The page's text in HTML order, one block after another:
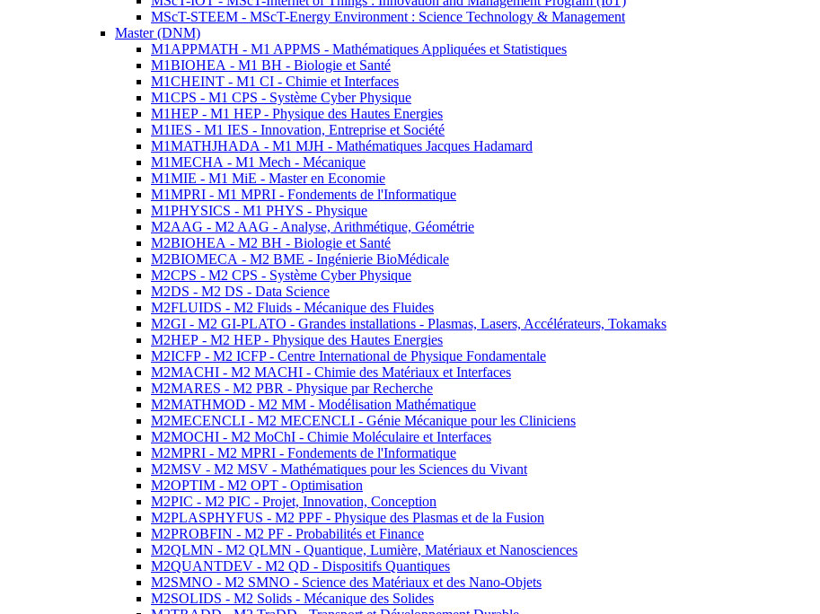
MScT-STEEM - MScT-Energy Environment : Science Technology & Management
Master (DNM)
M1APPMATH - M1 APPMS - Mathématiques Appliquées et Statistiques
M1BIOHEA - M1 BH - Biologie et Santé
M1CHEINT - M1 CI - Chimie et Interfaces
M1CPS - M1 CPS - Système Cyber Physique
M1HEP - M1 HEP - Physique des Hautes Energies
M1IES - M1 IES - Innovation, Entreprise et Société
M1MATHJHADA - M1 MJH - Mathématiques Jacques Hadamard
M1MECHA - M1 Mech - Mécanique
M1MIE - M1 MiE - Master en Economie
M1MPRI - M1 MPRI - Fondements de l'Informatique
M1PHYSICS - M1 PHYS - Physique
M2AAG - M2 AAG - Analyse, Arithmétique, Géométrie
M2BIOHEA - M2 BH - Biologie et Santé
M2BIOMECA - M2 BME - Ingénierie BioMédicale
M2CPS - M2 CPS - Système Cyber Physique
M2DS - M2 DS - Data Science
M2FLUIDS - M2 Fluids - Mécanique des Fluides
M2GI - M2 GI-PLATO - Grandes installations - Plasmas, Lasers, Accélérateurs, Tokamaks
M2HEP - M2 HEP - Physique des Hautes Energies
M2ICFP - M2 ICFP - Centre International de Physique Fondamentale
M2MACHI - M2 MACHI - Chimie des Matériaux et Interfaces
M2MARES - M2 PBR - Physique par Recherche
M2MATHMOD - M2 MM - Modélisation Mathématique
M2MECENCLI - M2 MECENCLI - Génie Mécanique pour les Cliniciens
M2MOCHI - M2 MoChI - Chimie Moléculaire et Interfaces
M2MPRI - M2 MPRI - Fondements de l'Informatique
M2MSV - M2 MSV - Mathématiques pour les Sciences du Vivant
M2OPTIM - M2 OPT - Optimisation
M2PIC - M2 PIC - Projet, Innovation, Conception
M2PLASPHYFUS - M2 PPF - Physique des Plasmas et de la Fusion
M2PROBFIN - M2 PF - Probabilités et Finance
M2QLMN - M2 QLMN - Quantique, Lumière, Matériaux et Nanosciences
M2QUANTDEV - M2 QD - Dispositifs Quantiques
M2SMNO - M2 SMNO - Science des Matériaux et des Nano-Objets
M2SOLIDS - M2 Solids - Mécanique des Solides